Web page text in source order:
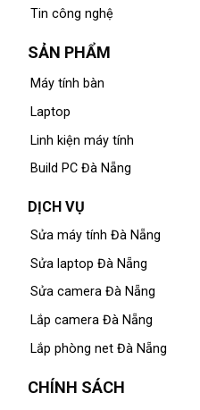
Tin công nghệ
SẢN PHẨM
Máy tính bàn
Laptop
Linh kiện máy tính
Build PC Đà Nẵng
DỊCH VỤ
Sửa máy tính Đà Nẵng
Sửa laptop Đà Nẵng
Sửa camera Đà Nẵng
Lắp camera Đà Nẵng
Lắp phòng net Đà Nẵng
CHÍNH SÁCH